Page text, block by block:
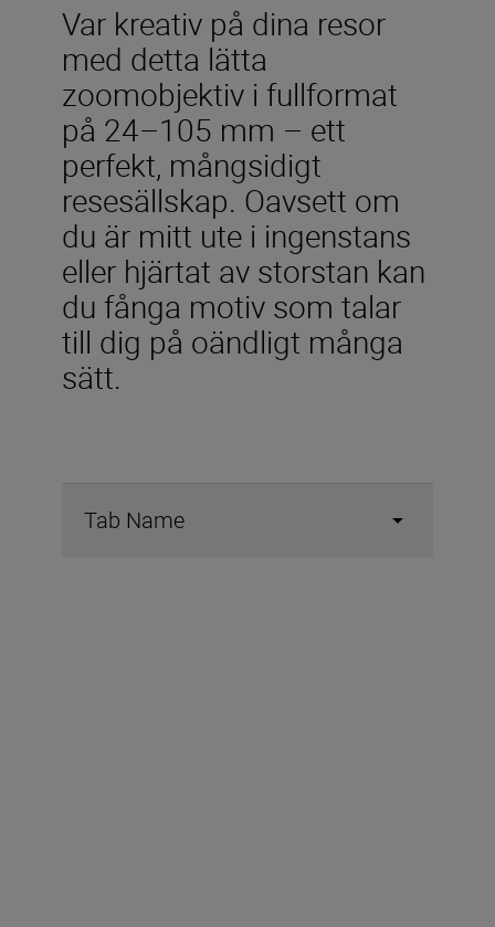
Var kreativ på dina resor
med detta lätta
zoomobjektiv i fullformat
på 24–105 mm – ett
perfekt, mångsidigt
resesällskap. Oavsett om
du är mitt ute i ingenstans
eller hjärtat av storstan kan
du fånga motiv som talar
till dig på oändligt många
sätt.
Tab Name